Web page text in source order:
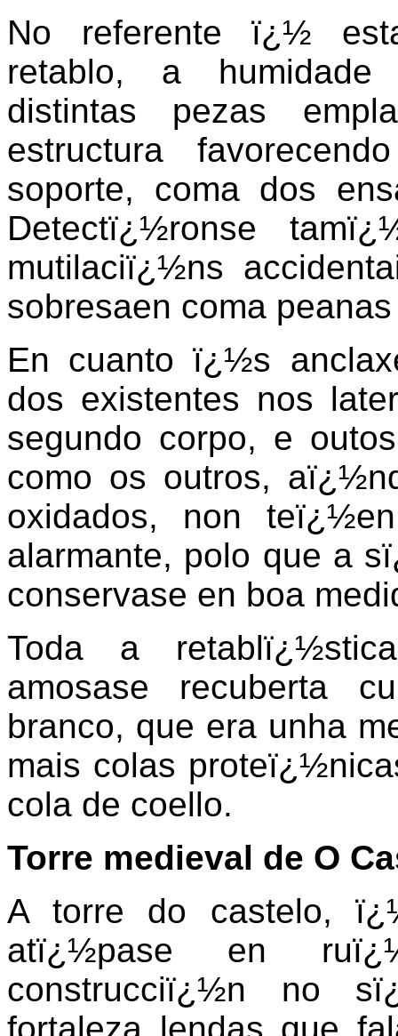
No referente ï¿½
retablo, a humidade
distintas pezas
estructura
soporte, coma dos
Detectï¿½ronse
mutilaciï¿½ns
sobresaen coma
En cuanto ï¿½s
dos existentes nos
segundo corpo, e
como os outros,
oxidados, non
alarmante, polo que a
conservase en boa
Toda a
amosase recuberta
branco, que era unha
mais colas
cola de coello.
Torre medieval de O
A torre do castelo,
atï¿½pase en
construcciï¿½n no